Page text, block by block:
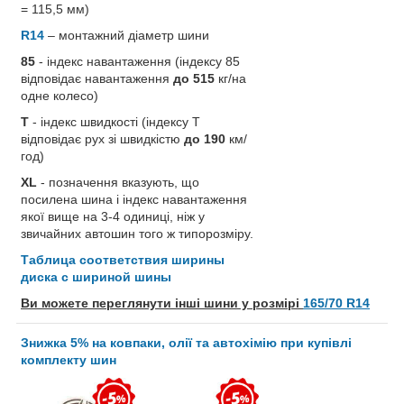
= 115,5 мм)
R14 – монтажний діаметр шини
85 - індекс навантаження (індексу 85
відповідає навантаження до 515 кг/на
одне колесо)
T - індекс швидкості (індексу T
відповідає рух зі швидкістю до 190 км/
год)
XL - позначення вказують, що
посилена шина і індекс навантаження
якої вище на 3-4 одиниці, ніж у
звичайних автошин того ж типорозміру.
Таблица соответствия ширины
диска с шириной шины
Ви можете переглянути інші шини у розмірі 165/70 R14
Знижка 5% на ковпаки, олії та автохімію при купівлі
комплекту шин